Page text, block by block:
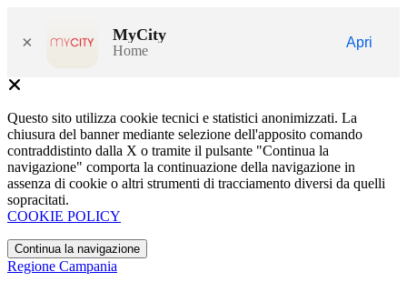
× MyCity
Home
Apri
Questo sito utilizza cookie tecnici e statistici anonimizzati. La
chiusura del banner mediante selezione dell'apposito comando
contraddistinto dalla X o tramite il pulsante "Continua la
navigazione" comporta la continuazione della navigazione in
assenza di cookie o altri strumenti di tracciamento diversi da quelli
sopracitati.
COOKIE POLICY
Continua la navigazione
Regione Campania